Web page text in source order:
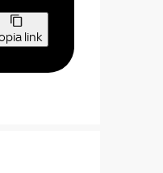
link